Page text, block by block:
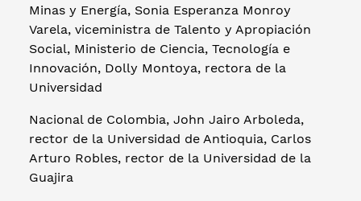
Minas y Energía, Sonia Esperanza Monroy
Varela, viceministra de Talento y Apropiación
Social, Ministerio de Ciencia, Tecnología e
Innovación, Dolly Montoya, rectora de la
Universidad
Nacional de Colombia, John Jairo Arboleda,
rector de la Universidad de Antioquia, Carlos
Arturo Robles, rector de la Universidad de la
Guajira